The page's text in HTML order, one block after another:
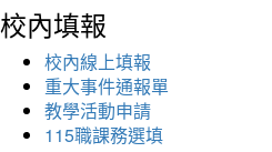
校內填報
校內線上填報
重大事件通報單
教學活動申請
115職課務選填